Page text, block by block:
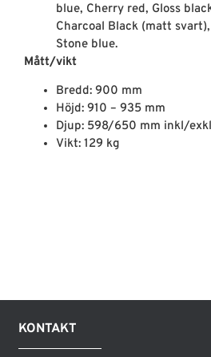
blue, Cherry red, Gloss
Charcoal Black (matt
Stone blue.
Mått/vikt
Bredd: 900 mm
Höjd: 910 – 935 mm
Djup: 598/650 mm inkl/
Vikt: 129 kg
KONTAKT